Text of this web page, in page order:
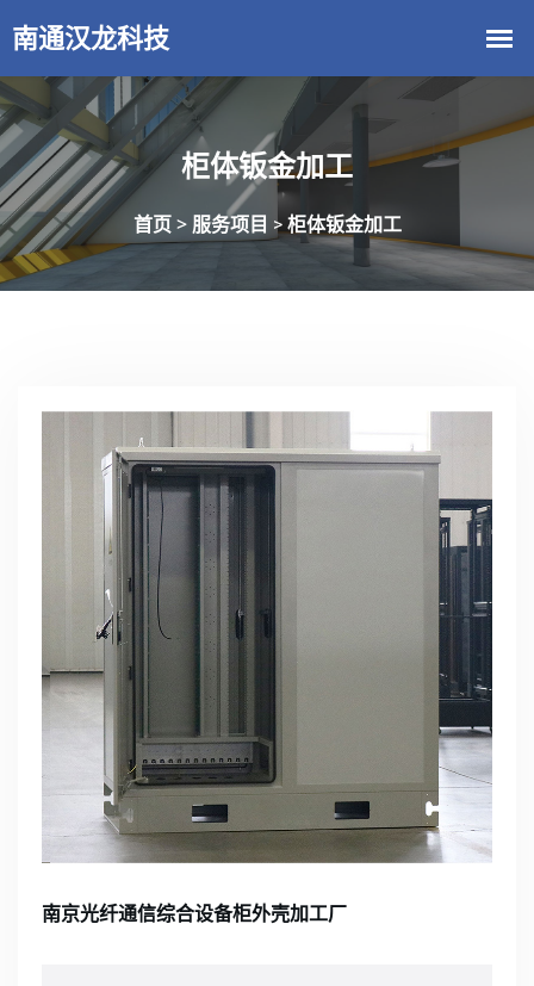
柜体钣金加工
首页 > 服务项目 > 柜体钣金加工
南京光纤通信综合设备柜外壳加工厂